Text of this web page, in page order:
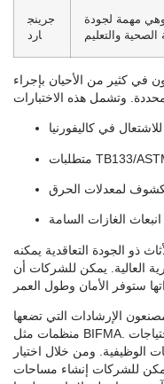
جرينج
ارد
وهي مهمة لجودة
في كثير من الأحيان بإجراء
لمعدلات الحرق
انبعاث الغازات السامة
ذو الجودة التعاقدية يمكنه
العالية. يمكن للشركات أن
الإرشادات التي تضعها
منظمات مثل BIFMA. يضمن هذا الالتزام أن الأثاث لا يلبي الاحتياجات
الوظيفية. ومن خلال اختيار
يمكن للشركات إنشاء مساحات